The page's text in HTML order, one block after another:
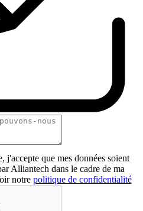
j'accepte que mes données soient
Alliantech dans le cadre de ma
notre politique de confidentialité